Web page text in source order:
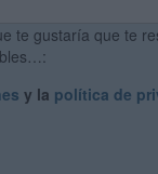
te gustaría que te
y la política de